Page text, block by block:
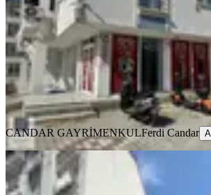
1 Oda
110 m²·Düz Giriş
20.000 ₺
CANDAR GAYRİMENKUL Ferdi Candar
Ara
CANDAR GAYRİMENKULFerdi Candar
YENİ
Emor
Amaçlı Kullanıma